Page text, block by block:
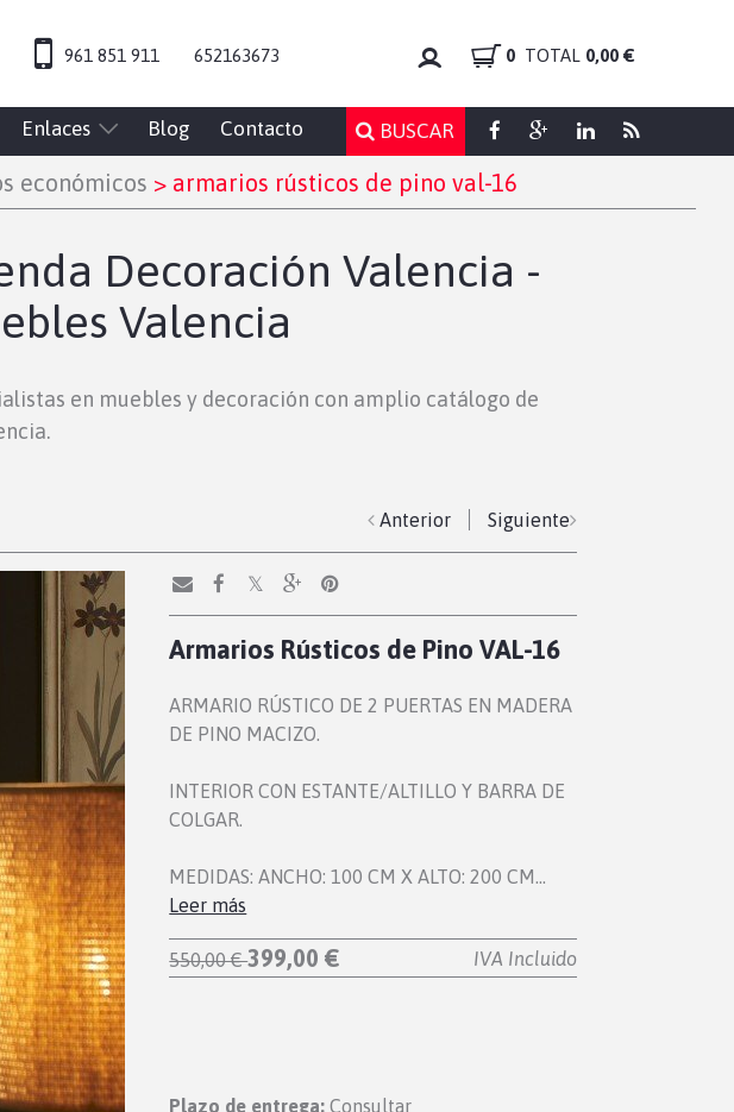
961 851 911 652163673 0 TOTAL 0,00 €
Enlaces Blog Contacto BUSCAR
económicos > armarios rústicos de pino val-16
Decoración Valencia -
Valencia
en muebles y decoración con amplio catálogo de
Anterior Siguiente
Armarios Rústicos de Pino VAL-16
ARMARIO RÚSTICO DE 2 PUERTAS EN MADERA
DE PINO MACIZO.
INTERIOR CON ESTANTE/ALTILLO Y BARRA DE
COLGAR.
MEDIDAS: ANCHO: 100 CM X ALTO: 200 CM…
Leer más
550,00 €399,00 € IVA Incluido
Plazo de entrega: Consultar